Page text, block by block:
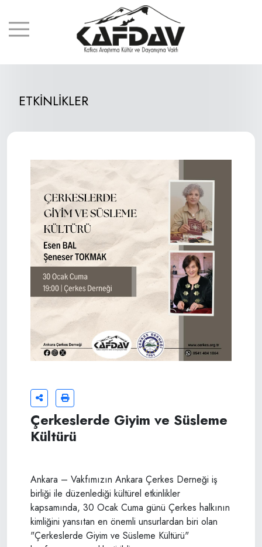
ETKİNLİKLER
Çerkeslerde Giyim ve Süsleme
Kültürü
​Ankara – Vakfımızın Ankara Çerkes Derneği iş
birliği ile düzenlediği kültürel etkinlikler
kapsamında, 30 Ocak Cuma günü Çerkes halkının
kimliğini yansıtan en önemli unsurlardan biri olan
"Çerkeslerde Giyim ve Süsleme Kültürü"